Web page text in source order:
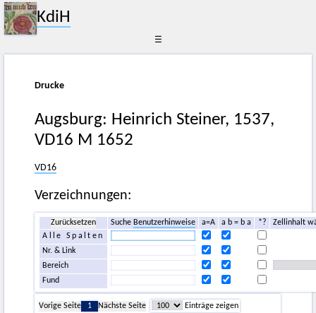
KdiH
☰
Drucke
Augsburg: Heinrich Steiner, 1537,
VD16 M 1652
VD16
Verzeichnungen:
Zurücksetzen Suche Benutzerhinweise a=A a b = b a *?
Zellinhalt
Alle Spalten
Nr. & Link
Bereich
Fund
Vorige Seite 1 Nächste Seite
Einträge zeigen